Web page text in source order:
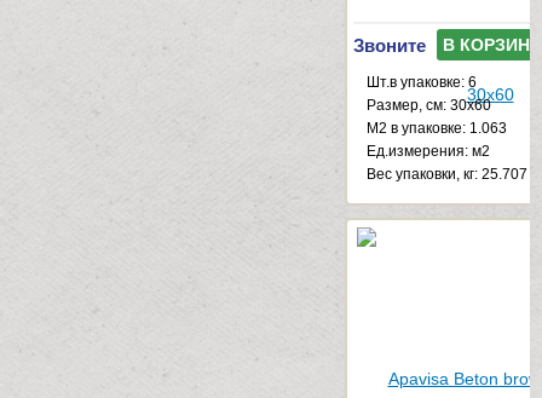
Звоните В КОРЗИНУ
Шт.в упаковке: 6
Размер, см: 30x60
М2 в упаковке: 1.063
Ед.измерения: м2
Веc упаковки, кг: 25.707